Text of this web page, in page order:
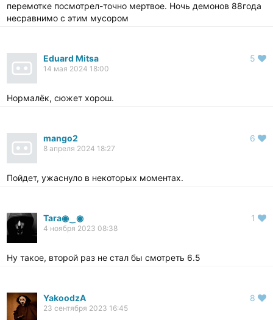
перемотке посмотрел-точно мертвое. Ночь демонов 88года
несравнимо с этим мусором
Eduard Mitsa
14 мая 2024 18:00
5
Нормалёк, сюжет хорош.
mango2
8 апреля 2024 18:27
6
Пойдет, ужаснуло в некоторых моментах.
Таra◉⁠‿⁠◉
4 ноября 2023 08:38
1
Ну такое, второй раз не стал бы смотреть 6.5
YakoodzA
23 сентября 2023 16:45
8